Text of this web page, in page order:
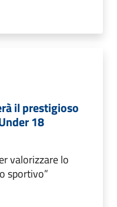
il prestigioso
18
valorizzare lo
sportivo”